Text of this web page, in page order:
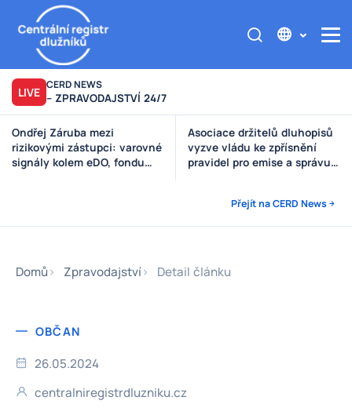
LIVE CERD NEWS
– ZPRAVODAJSTVÍ 24/7
Asociace držitelů dluhopisů
vyzve vládu ke zpřísnění
pravidel pro emise a správu
Výzva poškozeným věřitelům
Štěpánek Auto
Přejít na CERD News
Domů Zpravodajství Detail článku
OBČAN
26.05.2024
centralniregistrdluzniku.cz